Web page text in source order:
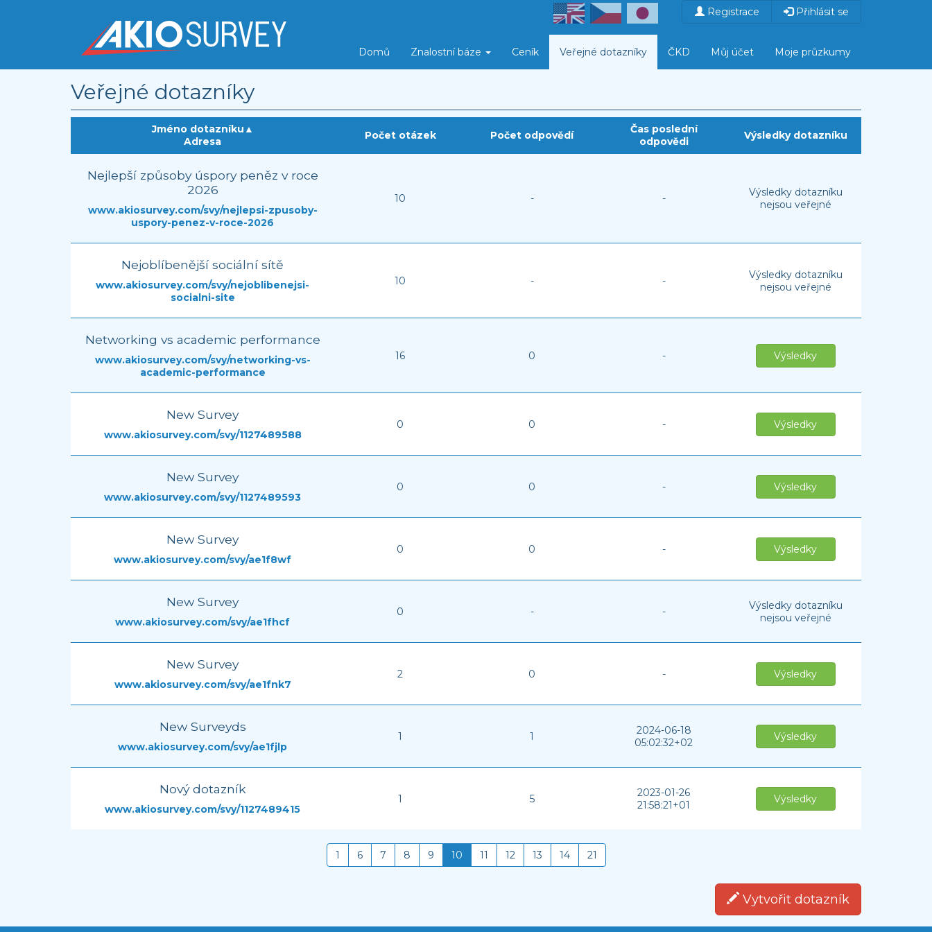
Registrace Přihlásit se
Domů Znalostní báze Ceník Veřejné dotazníky ČKD Můj účet Moje průzkumy
Veřejné dotazníky
Jméno dotazníku ▲
Adresa
Počet otázek Počet odpovědí
Čas poslední
odpovědi
Výsledky dotazníku
Nejlepší způsoby úspory peněz v roce
2026
www.akiosurvey.com/svy/nejlepsi-zpusoby-
uspory-penez-v-roce-2026
10 - -
Výsledky dotazníku
nejsou veřejné
Nejoblíbenější sociální sítě
www.akiosurvey.com/svy/nejoblibenejsi-
socialni-site
10 - -
Výsledky dotazníku
nejsou veřejné
Networking vs academic performance
www.akiosurvey.com/svy/networking-vs-
academic-performance
16 0 - Výsledky
New Survey
www.akiosurvey.com/svy/1127489588
0 0 - Výsledky
New Survey
www.akiosurvey.com/svy/1127489593
0 0 - Výsledky
New Survey
www.akiosurvey.com/svy/ae1f8wf
0 0 - Výsledky
New Survey
www.akiosurvey.com/svy/ae1fhcf
0 - -
Výsledky dotazníku
nejsou veřejné
New Survey
www.akiosurvey.com/svy/ae1fnk7
2 0 - Výsledky
New Surveyds
www.akiosurvey.com/svy/ae1fjlp
1 1
2024-06-18
05:02:32+02
Výsledky
Nový dotazník
www.akiosurvey.com/svy/1127489415
1 5
2023-01-26
21:58:21+01
Výsledky
1 6 7 8 9 10 11 12 13 14 21
Vytvořit dotazník